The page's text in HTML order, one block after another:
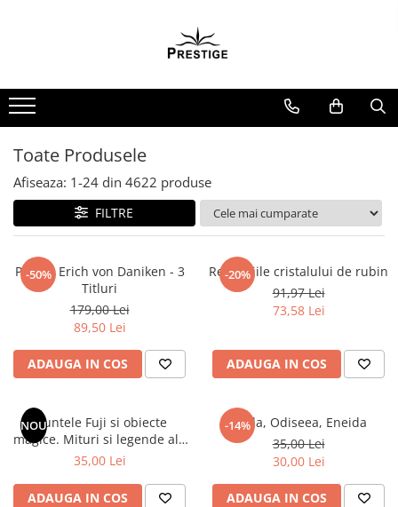
Noutati
Promotii
Spiritualitate - Ezoterism
AngelConnection
Arte Divinatorii
Chiromantie
Dezvoltare Spirituala
KidConnection
Minte Corp
New Illuminati Files
Numerologie
Paranormal
Parapsihologie
Ramtha
Toate Produsele
Afiseaza: 1-24 din 4622 produse
FILTRE
-50%
Pachet Erich von Daniken - 3
Titluri
179,00 Lei
89,50 Lei
ADAUGA IN COS
-20%
Revelatiile cristalului de rubin
91,97 Lei
73,58 Lei
ADAUGA IN COS
NOUMuntele Fuji si obiecte
magice. Mituri si legende ale
Japoniei
35,00 Lei
ADAUGA IN COS
-14%
Iliada, Odiseea, Eneida
35,00 Lei
30,00 Lei
ADAUGA IN COS